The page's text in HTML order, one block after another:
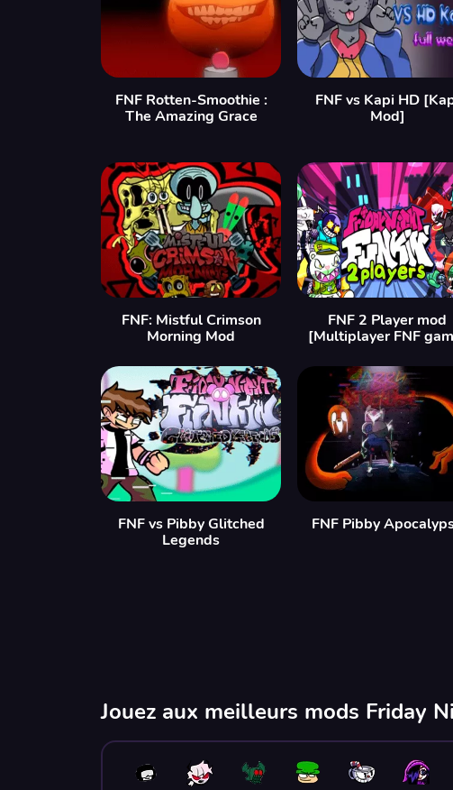
FNF Rotten-Smoothie :
The Amazing Grace
FNF vs Kapi HD
Mod]
FNF: Mistful Crimson
Morning Mod
FNF 2 Player mod
[Multiplayer FNF
FNF vs Pibby Glitched
Legends
FNF Pibby
Jouez aux meilleurs mods Friday